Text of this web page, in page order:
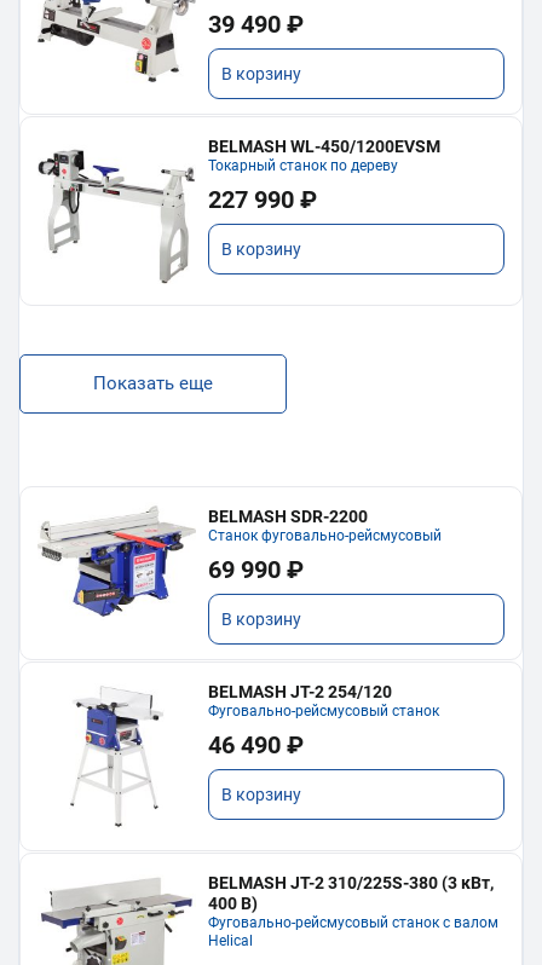
39 490 ₽
В корзину
BELMASH WL-450/1200EVSM
Токарный станок по дереву
227 990 ₽
В корзину
Показать еще
BELMASH SDR-2200
Станок фуговально-рейсмусовый
69 990 ₽
В корзину
BELMASH JT-2 254/120
Фуговально-рейсмусовый станок
46 490 ₽
В корзину
BELMASH JT-2 310/225S-380 (3 кВт,
400 В)
Фуговально-рейсмусовый станок с валом
Helical